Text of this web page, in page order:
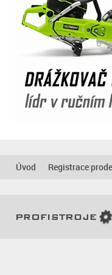
Úvod Registrace